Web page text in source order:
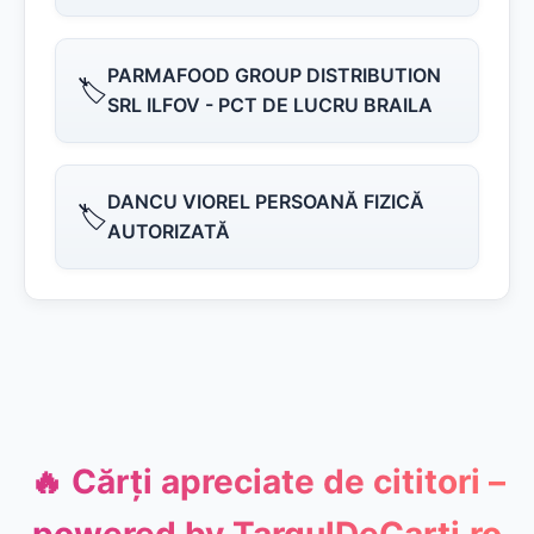
🏷️PARMAFOOD GROUP DISTRIBUTION
SRL ILFOV - PCT DE LUCRU BRAILA
🏷️DANCU VIOREL PERSOANĂ FIZICĂ
AUTORIZATĂ
🔥 Cărți apreciate de cititori –